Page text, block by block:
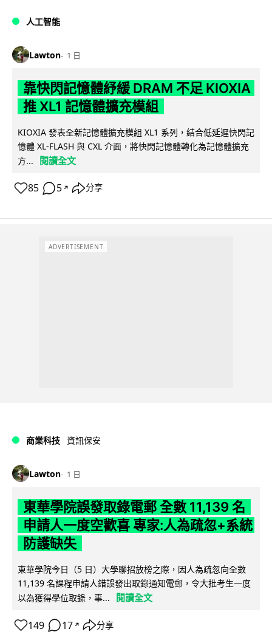
人工智能
Lawton 1 日
靠快閃記憶體紓緩 DRAM 不足 KIOXIA
推 XL1 記憶體擴充模組
KIOXIA 發表全新記憶體擴充模組 XL1 系列，結合低延遲快閃記
憶體 XL-FLASH 與 CXL 介面，將快閃記憶體轉化為記憶體擴充
方...
閱讀全文
85 5 ↗ 分享
ADVERTISEMENT
商業科技 資訊保安
Lawton 1 日
東華學院誤發取錄電郵 全數 11,139 名
申請人一度空歡喜 專家:人為疏忽+系統
防護缺失
東華學院今日（5 日）大學聯招放榜之際，因人為疏忽向全數
11,139 名課程申請人錯誤發出取錄通知電郵，令大批考生一度
以為獲得學位取錄，事...
閱讀全文
149 17 ↗ 分享